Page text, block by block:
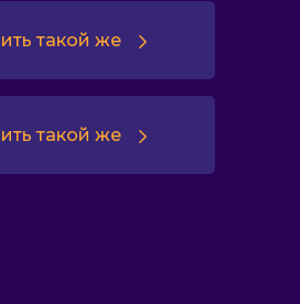
такой же
такой же